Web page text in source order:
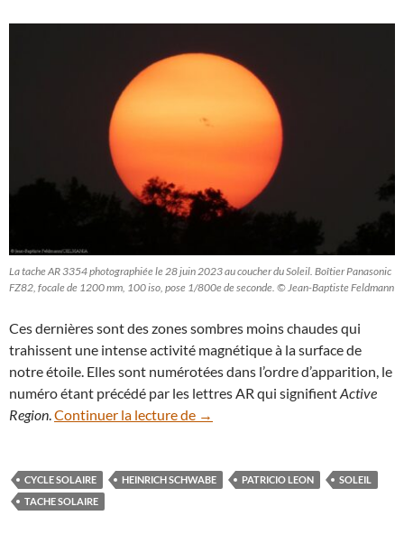
La tache AR 3354 photographiée le 28 juin 2023 au coucher du Soleil. Boîtier Panasonic
FZ82, focale de 1200 mm, 100 iso, pose 1/800e de seconde. © Jean-Baptiste Feldmann
Ces dernières sont des zones sombres moins chaudes qui
trahissent une intense activité magnétique à la surface de
notre étoile. Elles sont numérotées dans l’ordre d’apparition, le
numéro étant précédé par les lettres AR qui signifientActive
Region Continuer la lecture de Visualisez l’intense activité
→
CYCLE SOLAIRE HEINRICH SCHWABE PATRICIO LEON
SOLEIL
TACHE SOLAIRE